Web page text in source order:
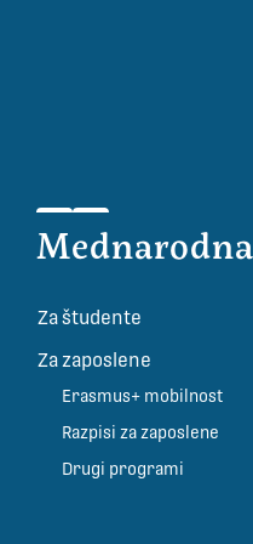
Za študente
Za zaposlene
Erasmus+ mobilnost
Razpisi za zaposlene
Drugi programi